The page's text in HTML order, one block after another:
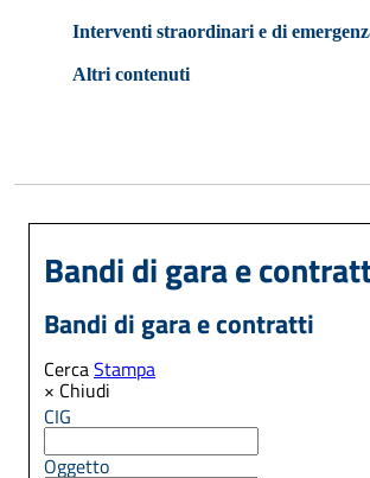
Interventi straordinari e di
Altri contenuti